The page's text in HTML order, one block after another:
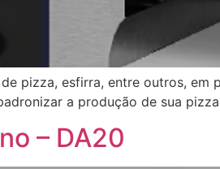
pizza, esfirra, entre outros, em
a produção de sua
– DA20